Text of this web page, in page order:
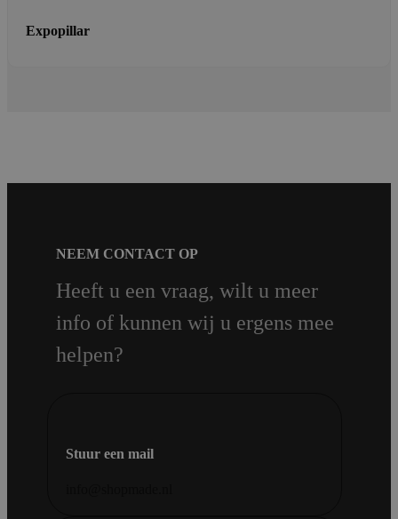
Expopillar
NEEM CONTACT OP
Heeft u een vraag, wilt u meer
info of kunnen wij u ergens mee
helpen?
Stuur een mail